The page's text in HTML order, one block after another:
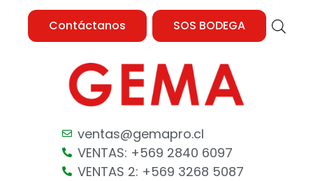
Contáctanos SOS BODEGA
ventas@gemapro.cl
VENTAS: +569 2840 6097
VENTAS 2: +569 3268 5087